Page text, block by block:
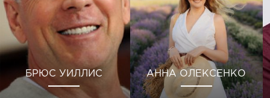
БРЮС УИЛЛИС АННА ОЛЕКСЕНКО